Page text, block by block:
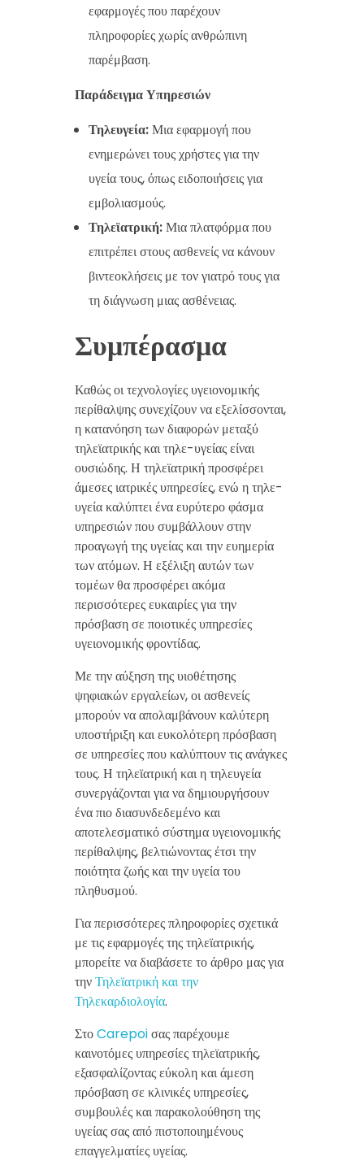
εφαρμογές που παρέχουν
πληροφορίες χωρίς ανθρώπινη
παρέμβαση.
Παράδειγμα Υπηρεσιών
Τηλευγεία:Μια εφαρμογή που
ενημερώνει τους χρήστες για την
υγεία τους, όπως ειδοποιήσεις για
εμβολιασμούς.
Τηλεϊατρική:Μια πλατφόρμα που
επιτρέπει στους ασθενείς να κάνουν
βιντεοκλήσεις με τον γιατρό τους για
τη διάγνωση μιας ασθένειας.
Συμπέρασμα
Καθώς οι τεχνολογίες υγειονομικής
περίθαλψης συνεχίζουν να εξελίσσονται,
η κατανόηση των διαφορών μεταξύ
τηλεϊατρικής και τηλε-υγείας είναι
ουσιώδης. Η τηλεϊατρική προσφέρει
άμεσες ιατρικές υπηρεσίες, ενώ η τηλε-
υγεία καλύπτει ένα ευρύτερο φάσμα
υπηρεσιών που συμβάλλουν στην
προαγωγή της υγείας και την ευημερία
των ατόμων. Η εξέλιξη αυτών των
τομέων θα προσφέρει ακόμα
περισσότερες ευκαιρίες για την
πρόσβαση σε ποιοτικές υπηρεσίες
υγειονομικής φροντίδας.
Με την αύξηση της υιοθέτησης
ψηφιακών εργαλείων, οι ασθενείς
μπορούν να απολαμβάνουν καλύτερη
υποστήριξη και ευκολότερη πρόσβαση
σε υπηρεσίες που καλύπτουν τις ανάγκες
τους. Η τηλεϊατρική και η τηλευγεία
συνεργάζονται για να δημιουργήσουν
ένα πιο διασυνδεδεμένο και
αποτελεσματικό σύστημα υγειονομικής
περίθαλψης, βελτιώνοντας έτσι την
ποιότητα ζωής και την υγεία του
πληθυσμού.
Για περισσότερες πληροφορίες σχετικά
με τις εφαρμογές της τηλεϊατρικής,
μπορείτε να διαβάσετε το άρθρο μας για
τηνΤηλεϊατρική και την
Τηλεκαρδιολογία.
ΣτοCarepoiσας παρέχουμε
καινοτόμες υπηρεσίες τηλεϊατρικής,
εξασφαλίζοντας εύκολη και άμεση
πρόσβαση σε κλινικές υπηρεσίες,
συμβουλές και παρακολούθηση της
υγείας σας από πιστοποιημένους
επαγγελματίες υγείας.